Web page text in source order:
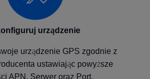
urządzenie
urządzenie GPS zgodnie z
ustawiając powyższe
APN, Serwer oraz Port.